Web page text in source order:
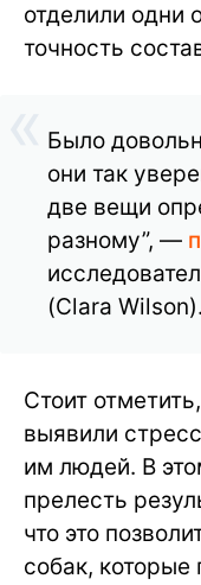
отделили одни
точность
Было
они так
две вещи
разному”, —
(Clara Wilson).
Стоит
выявили
им людей. В
прелесть
что это
собак,